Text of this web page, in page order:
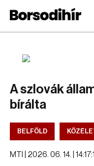
A szlovák
bírálta
BELFÖLD
MTI | 2026. 06. 14. |